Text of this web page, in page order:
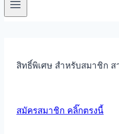
สิทธิ์พิเศษ สำหรับสมาชิก
สมัครสมาชิก คลิ๊กตรงนี้